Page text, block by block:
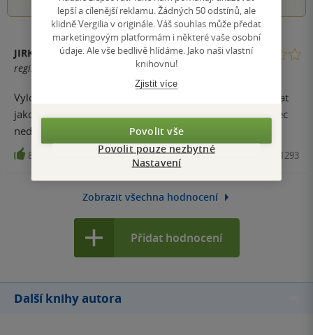
JIRKA
registrovaný uživatel
Vyloženě bez úrovně a humoru. Amatérský pokus napsat
jakoby životopis známé postavy, který ale nevyšel. Vůbec
nedoporučuji, vyhozené peníze. Nákupu opravdu lituji.
8 Kniha, Listen, 2020, 9788024271293
Zobrazit všechna hodnocení
Přidat hodnocení
Další knihy autora
lepší a cílenější reklamu. Žádných 50 odstínů, ale
klidně Vergilia v originále. Váš souhlas může předat
marketingovým platformám i některé vaše osobní
údaje. Ale vše bedlivě hlídáme. Jako naši vlastní
knihovnu!
Zjistit více
Povolit vše
Povolit pouze nezbytné
Nastavení